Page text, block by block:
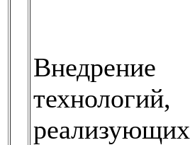
Внедрение
технологий,
реализующих